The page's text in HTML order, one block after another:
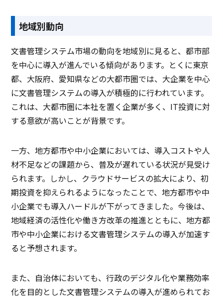
地域別動向
文書管理システム市場の動向を地域別に見ると、都市部
を中心に導入が進んでいる傾向があります。とくに東京
都、大阪府、愛知県などの大都市圏では、大企業を中心
に文書管理システムの導入が積極的に行われています。
これは、大都市圏に本社を置く企業が多く、IT投資に対
する意欲が高いことが背景です。
一方、地方都市や中小企業においては、導入コストや人
材不足などの課題から、普及が遅れている状況が見受け
られます。しかし、クラウドサービスの拡大により、初
期投資を抑えられるようになったことで、地方都市や中
小企業でも導入ハードルが下がってきました。今後は、
地域経済の活性化や働き方改革の推進とともに、地方都
市や中小企業における文書管理システムの導入が加速す
ると予想されます。
また、自治体においても、行政のデジタル化や業務効率
化を目的とした文書管理システムの導入が進められてお